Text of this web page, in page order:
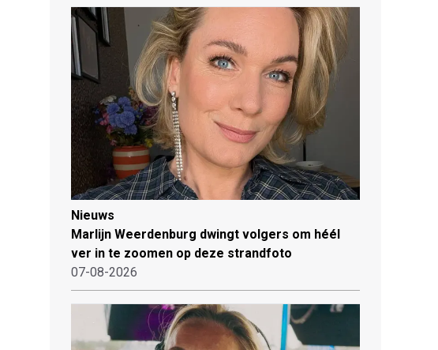
Nieuws
Marlijn Weerdenburg dwingt volgers om héél
ver in te zoomen op deze strandfoto
07-08-2026